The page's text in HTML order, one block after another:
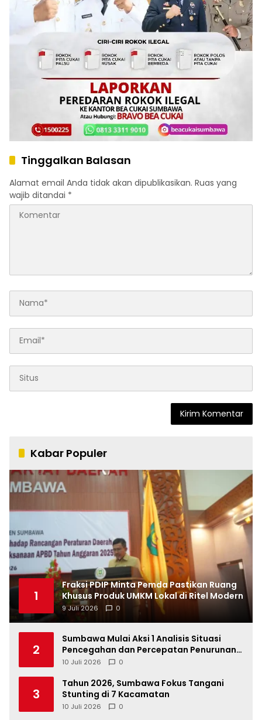
Tinggalkan Balasan
Alamat email Anda tidak akan dipublikasikan. Ruas yang
wajib ditandai *
Kabar Populer
1
Fraksi PDIP Minta Pemda Pastikan Ruang
Khusus Produk UMKM Lokal di Ritel Modern
9 Juli 2026 0
2
Sumbawa Mulai Aksi 1 Analisis Situasi
Pencegahan dan Percepatan Penurunan
Stunting Tahun 2026
10 Juli 2026 0
3
Tahun 2026, Sumbawa Fokus Tangani
Stunting di 7 Kacamatan
10 Juli 2026 0